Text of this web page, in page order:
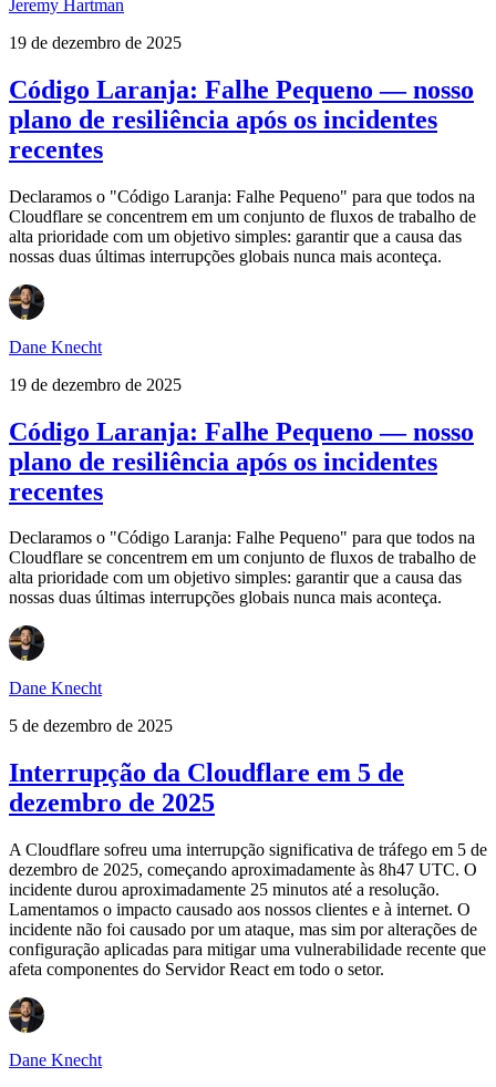
Jeremy Hartman
19 de dezembro de 2025
Código Laranja: Falhe Pequeno — nosso
plano de resiliência após os incidentes
recentes
Declaramos o "Código Laranja: Falhe Pequeno" para que todos na
Cloudflare se concentrem em um conjunto de fluxos de trabalho de
alta prioridade com um objetivo simples: garantir que a causa das
nossas duas últimas interrupções globais nunca mais aconteça.
Dane Knecht
19 de dezembro de 2025
Código Laranja: Falhe Pequeno — nosso
plano de resiliência após os incidentes
recentes
Declaramos o "Código Laranja: Falhe Pequeno" para que todos na
Cloudflare se concentrem em um conjunto de fluxos de trabalho de
alta prioridade com um objetivo simples: garantir que a causa das
nossas duas últimas interrupções globais nunca mais aconteça.
Dane Knecht
5 de dezembro de 2025
Interrupção da Cloudflare em 5 de
dezembro de 2025
A Cloudflare sofreu uma interrupção significativa de tráfego em 5 de
dezembro de 2025, começando aproximadamente às 8h47 UTC. O
incidente durou aproximadamente 25 minutos até a resolução.
Lamentamos o impacto causado aos nossos clientes e à internet. O
incidente não foi causado por um ataque, mas sim por alterações de
configuração aplicadas para mitigar uma vulnerabilidade recente que
afeta componentes do Servidor React em todo o setor.
Dane Knecht